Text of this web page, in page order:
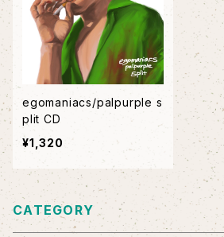
egomaniacs/palpurple s
plit CD
¥1,320
CATEGORY